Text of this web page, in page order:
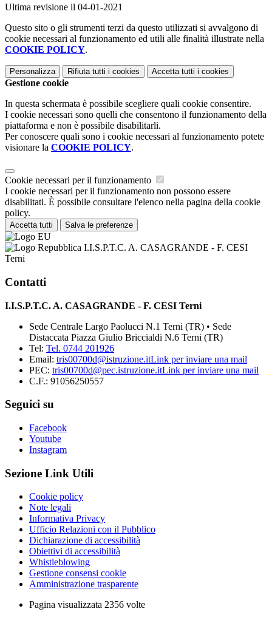
Ultima revisione il 04-01-2021
Questo sito o gli strumenti terzi da questo utilizzati si avvalgono di
cookie necessari al funzionamento ed utili alle finalità illustrate nella
COOKIE POLICY.
Personalizza Rifiuta tutti i cookies Accetta tutti i cookies
Gestione cookie
In questa schermata è possibile scegliere quali cookie consentire.
I cookie necessari sono quelli che consentono il funzionamento della
piattaforma e non è possibile disabilitarli.
Per conoscere quali sono i cookie necessari al funzionamento potete
visionare la COOKIE POLICY.
Cookie necessari per il funzionamento
I cookie necessari per il funzionamento non possono essere
disabilitati. È possibile consultare l'elenco nella pagina della cookie
policy.
Accetta tutti Salva le preferenze
I.I.S.P.T.C. A. CASAGRANDE - F. CESI
Terni
Contatti
I.I.S.P.T.C. A. CASAGRANDE - F. CESI Terni
Sede Centrale Largo Paolucci N.1 Terni (TR) • Sede
Distaccata Piazza Giulio Briccialdi N.6 Terni (TR)
Tel: Tel. 0744 201926
Email: tris00700d@istruzione.itLink per inviare una mail
PEC: tris00700d@pec.istruzione.itLink per inviare una mail
C.F.: 91056250557
Seguici su
Facebook
Youtube
Instagram
Sezione Link Utili
Cookie policy
Note legali
Informativa Privacy
Ufficio Relazioni con il Pubblico
Dichiarazione di accessibilità
Obiettivi di accessibilità
Whistleblowing
Gestione consensi cookie
Amministrazione trasparente
Pagina visualizzata 2356 volte